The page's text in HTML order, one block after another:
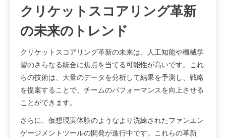
クリケットスコアリング革新
の未来のトレンド
クリケットスコアリング革新の未来は、人工知能や機械学
習のさらなる統合に焦点を当てる可能性が高いです。これ
らの技術は、大量のデータを分析して結果を予測し、戦略
を提案することで、チームのパフォーマンスを向上させる
ことができます。
さらに、仮想現実体験のようなより洗練されたファンエン
ゲージメントツールの開発が進行中です。これらの革新